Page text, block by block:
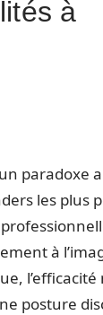
à
paradoxe
les plus
à
l’efficacité
posture